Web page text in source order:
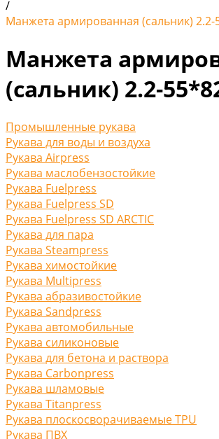
/
Манжета армированная (сальник) 2.2-
Манжета
(сальник) 2.2-
Промышленные рукава
Рукава для воды и воздуха
Рукава Airpress
Рукава маслобензостойкие
Рукава Fuelpress
Рукава Fuelpress SD
Рукава Fuelpress SD ARCTIC
Рукава для пара
Рукава Steampress
Рукава химостойкие
Рукава Multipress
Рукава абразивостойкие
Рукава Sandpress
Рукава автомобильные
Рукава силиконовые
Рукава для бетона и раствора
Рукава Carbonpress
Рукава шламовые
Рукава Titanpress
Рукава плоскосворачиваемые TPU
Рукава ПВХ